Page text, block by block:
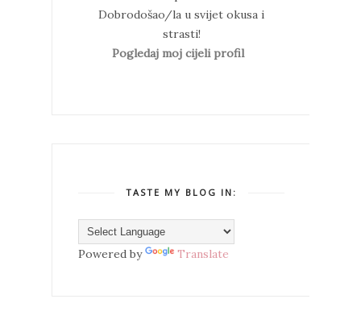
Dobrodošao/la u svijet okusa i
strasti!
Pogledaj moj cijeli profil
TASTE MY BLOG IN:
Powered by Translate